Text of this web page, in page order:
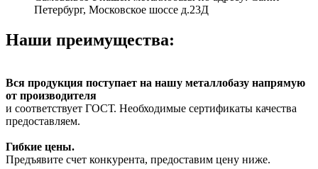
Петербург, Московское шоссе д.23Д
Наши преимущества:
Вся продукция поступает на нашу металлобазу напрямую
от производителя
и соответствует ГОСТ. Необходимые сертификаты качества
предоставляем.
Гибкие цены.
Предъявите счет конкурента, предоставим цену ниже.